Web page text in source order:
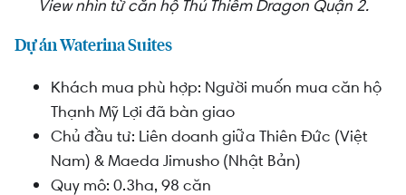
View nhìn từ căn hộ Thủ Thiêm Dragon Quận 2.
Dự án Waterina Suites
Khách mua phù hợp: Người muốn mua căn hộ
Thạnh Mỹ Lợi đã bàn giao
Chủ đầu tư: Liên doanh giữa Thiên Đức (Việt
Nam) & Maeda Jimusho (Nhật Bản)
Quy mô: 0.3ha, 98 căn